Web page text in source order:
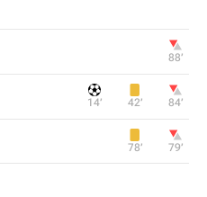
88‎’‎
14‎’‎ 42‎’‎ 84‎’‎
78‎’‎ 79‎’‎